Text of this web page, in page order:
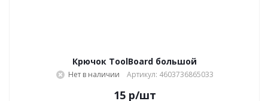
Крючок ToolBoard большой
Нет в наличии Артикул: 4603736865033
15р/шт